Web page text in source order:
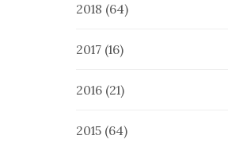
2018 (64)
2017 (16)
2016 (21)
2015 (64)